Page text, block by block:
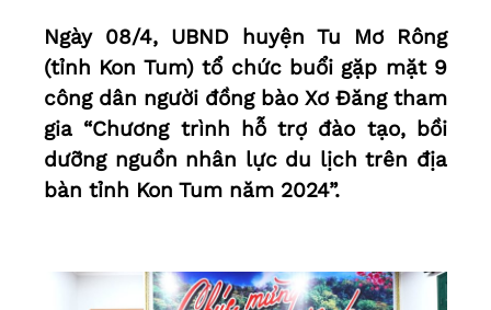
Ngày 08/4, UBND huyện Tu Mơ Rông
(tỉnh Kon Tum) tổ chức buổi gặp mặt 9
công dân người đồng bào Xơ Đăng tham
gia “Chương trình hỗ trợ đào tạo, bồi
dưỡng nguồn nhân lực du lịch trên địa
bàn tỉnh Kon Tum năm 2024”.